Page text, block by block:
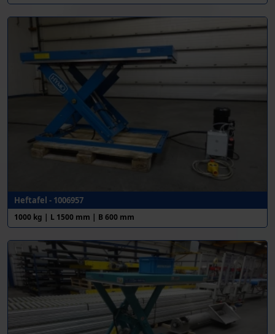
Heftafel - 1006957
1000 kg | L 1500 mm | B 600 mm